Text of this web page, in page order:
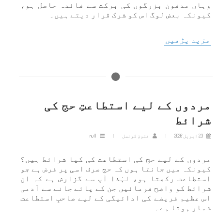
وہاں مدفون بزرگوں کی برکت سے فائدہ حاصل ہو،
کیونکہ بعض لوگ اس کو شرک قرار دیتے ہیں۔
مزید پڑھیں
مردوں کے لیے استطاعتِ حج کی
شرائط
فتویٰ کونسل
مردوں کے لیے حج کی استطاعت کی کیا شرائط ہیں؟
کیونکہ میں جانتا ہوں کہ حج صرف اسی پر فرض ہے جو
استطاعت رکھتا ہو، لہٰذا آپ سے گزارش ہے کہ ان
شرائط کو واضح فرمائیں جن کے پائے جانے سے آدمی
اس عظیم فریضے کی ادائیگی کے لیے صاحبِ استطاعت
شمار ہوتا ہے۔